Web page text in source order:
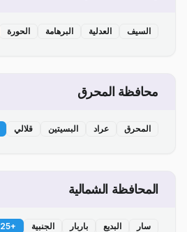
السيف العدلية البرهامة الحورة
محافظة المحرق
المحرق عراد البسيتين قلالي
المحافظة الشمالية
سار البديع باربار الجنبية +
25